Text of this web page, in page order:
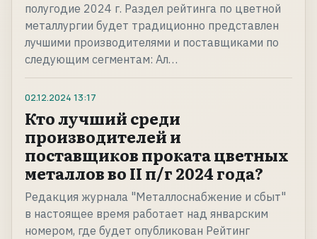
полугодие 2024 г. Раздел рейтинга по цветной
металлургии будет традиционно представлен
лучшими производителями и поставщиками по
следующим сегментам: Ал…
02.12.2024 13:17
Кто лучший среди
производителей и
поставщиков проката цветных
металлов во II п/г 2024 года?
Редакция журнала "Металлоснабжение и сбыт"
в настоящее время работает над январским
номером, где будет опубликован Рейтинг